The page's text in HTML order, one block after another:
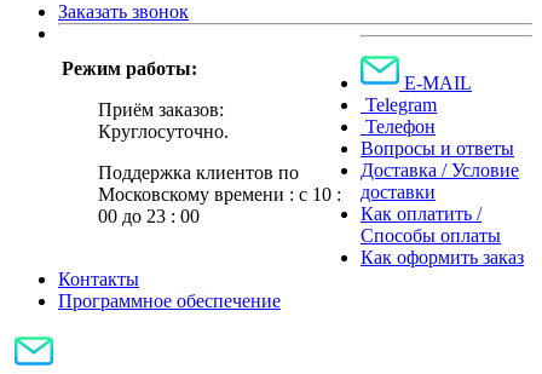
Заказать звонок
Режим работы:
Приём заказов:
Круглосуточно.
Поддержка клиентов по
Московскому времени : с 10 :
00 до 23 : 00
E-MAIL
Telegram
Телефон
Вопросы и ответы
Доставка / Условие
доставки
Как оплатить /
Способы оплаты
Как оформить заказ
Контакты
Программное обеспечение